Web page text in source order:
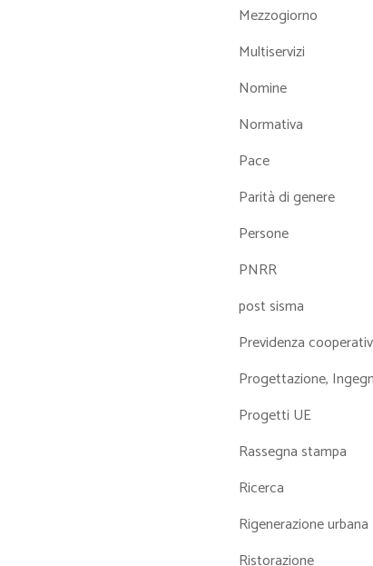
Mezzogiorno
Multiservizi
Nomine
Normativa
Pace
Parità di genere
Persone
PNRR
post sisma
Previdenza
Progettazione,
Progetti UE
Rassegna stampa
Ricerca
Rigenerazione urbana
Ristorazione